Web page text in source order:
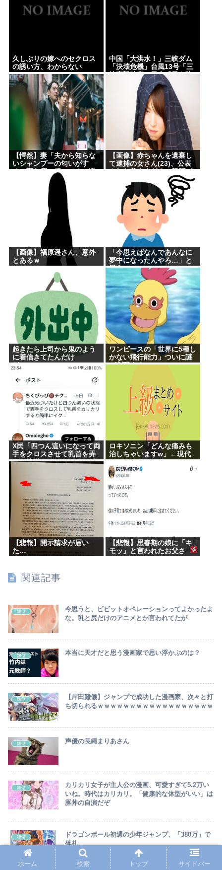
久しぶりの嫁へのセクロス
の誘い方、わからない
中国「大洪水！」三峡ダム
「決壊危機」台風13号「三
峡直撃確定」日本「最も強
い勢力で接近！（伊勢湾台
風級」台風13号と15号「中
国本土でぶつかり合う（前
代未聞」→
【愕然】妻「夫から知らな
いシャンプーの匂いがす
る！変な店に行ってるに違
いない！！！」探偵「調べ
たところ･･･」⇒結果ｗｗ
【画像】赤ちゃんを遺棄し
て逮捕の女さん(23)、公表
【画像】福原遥さん、意外
とあるｗ
「今思えばなんであんなに
夢中になったんやろ…」と
思うコンテンツ
起きたら上司から鬼のよう
に着信きてたんだけ
ど・・・
ワンピースの「世界に5種し
かない飛行能力」ついに謎
が判明するwww
X民「四つん這いになって両
手をクロスさせて乳首を弄
ると簡単にイケる」 これ出
ロキソニン「どんな痛みも
治しちゃいますw」←現代
【悲報】開示請求が届い
た…
【悲報】思春期の娘に「キ
モッ」と言われたお父さ
関連記事
嫌儲
今思うと、ビビットオペレーションってよかったよ
な。乳と尻だけのアニメとか言われてたが
嫌儲 本当に天才だと思う漫画家で思い浮かぶのは？
嫌儲
【岸田難儀】ジャンプで成功した漫画家、次々と打
ち切られるｗｗｗｗｗｗｗｗｗｗｗｗｗｗｗｗｗｗ
嫌儲 声優の長縄まりあさん
嫌儲
カリカリ女子が主人公の漫画、可愛すぎて5.2万い
いね。時代はカリカリ。「健康的な体型がいい」は
豚丼の自演だぞ
嫌儲
ドラゴンボール初週の少年ジャンプ、「380万」で
落札。
ホーム 検索 トップ サイドバー